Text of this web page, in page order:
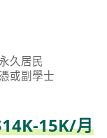
久居民
或副學士
15K/月